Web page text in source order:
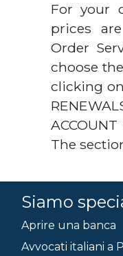
For your
prices
Order
choose
clicking on
The
Siamo
Aprire una banca
Avvocati italiani a